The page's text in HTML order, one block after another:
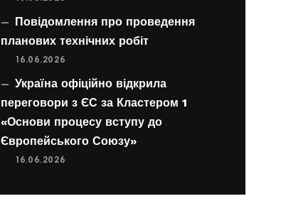
Повідомлення про проведення
планових технічних робіт
16.06.2026
Україна офіційно відкрила
переговори з ЄС за Кластером 1
«Основи процесу вступу до
Європейського Союзу»
16.06.2026